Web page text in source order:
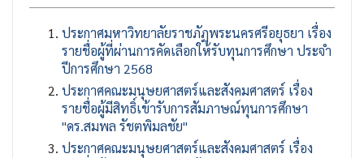
ประกาศมหาวิทยาลัยราชภัฏพระนครศรีอยุธยา เรื่อง
รายชื่อผู้ที่ผ่านการคัดเลือกให้รับทุนการศึกษา ประจำ
ปีการศึกษา 2568
ประกาศคณะมนุษยศาสตร์และสังคมศาสตร์ เรื่อง
รายชื่อผู้มีสิทธิ์เข้ารับการสัมภาษณ์ทุนการศึกษา
"ดร.สมพล รัชตพิมลชัย"
ประกาศคณะมนุษยศาสตร์และสังคมศาสตร์ เรื่อง